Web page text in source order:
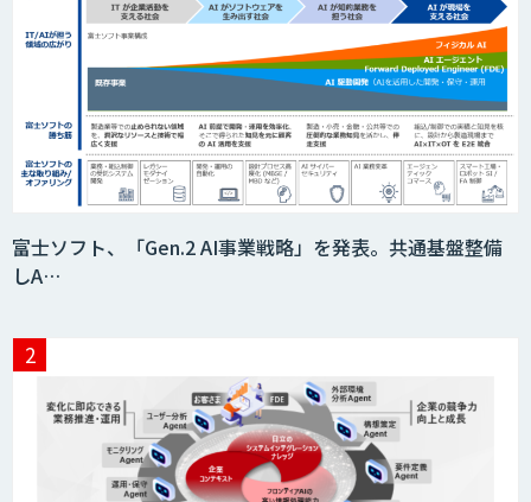
異常検知AI
需要予測＋業務最適化AIシステム
『KISS』
imprai ezCheck
miibo
富士ソフト、「Gen.2 AI事業戦略」を発表。共通基盤整備
しA…